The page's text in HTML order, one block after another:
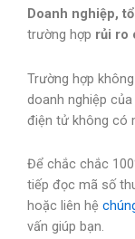
Doanh nghiệp, tổ
trường hợp rủi ro
Trường hợp
doanh nghiệp
điện tử không có
Để chắc chắc
tiếp đọc mã số
hoặc liên hệ
vấn giúp bạn.